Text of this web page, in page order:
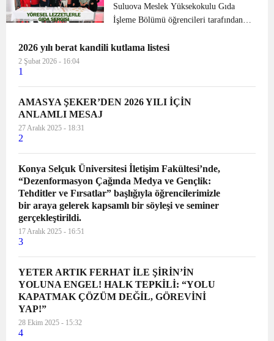
Suluova Meslek Yüksekokulu Gıda
İşleme Bölümü öğrencileri tarafından
sergi düzenlendi. Gıda Teknolojisi
2026 yılı berat kandili kutlama listesi
2 Şubat 2026 - 16:04
1
AMASYA ŞEKER’DEN 2026 YILI İÇİN
ANLAMLI MESAJ
27 Aralık 2025 - 18:31
2
Konya Selçuk Üniversitesi İletişim Fakültesi’nde,
“Dezenformasyon Çağında Medya ve Gençlik:
Tehditler ve Fırsatlar” başlığıyla öğrencilerimizle
bir araya gelerek kapsamlı bir söyleşi ve seminer
gerçekleştirildi.
17 Aralık 2025 - 16:51
3
YETER ARTIK FERHAT İLE ŞİRİN’İN
YOLUNA ENGEL! HALK TEPKİLİ: “YOLU
KAPATMAK ÇÖZÜM DEĞİL, GÖREVİNİ
YAP!”
28 Ekim 2025 - 15:32
4